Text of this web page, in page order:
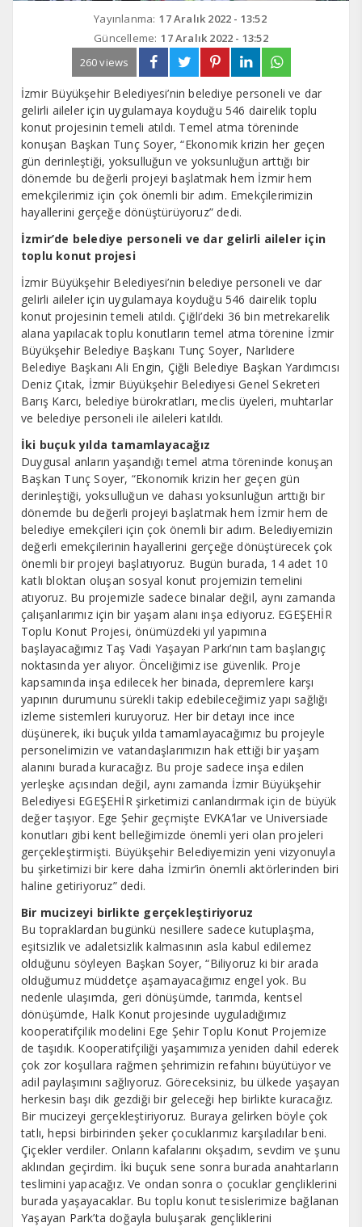
Yayınlanma: 17 Aralık 2022 - 13:52
Güncelleme: 17 Aralık 2022 - 13:52
260 views
İzmir Büyükşehir Belediyesi’nin belediye personeli ve dar
gelirli aileler için uygulamaya koyduğu 546 dairelik toplu
konut projesinin temeli atıldı. Temel atma töreninde
konuşan Başkan Tunç Soyer, “Ekonomik krizin her geçen
gün derinleştiği, yoksulluğun ve yoksunluğun arttığı bir
dönemde bu değerli projeyi başlatmak hem İzmir hem
emekçilerimiz için çok önemli bir adım. Emekçilerimizin
hayallerini gerçeğe dönüştürüyoruz” dedi.
İzmir’de belediye personeli ve dar gelirli aileler için
toplu konut projesi
İzmir Büyükşehir Belediyesi’nin belediye personeli ve dar
gelirli aileler için uygulamaya koyduğu 546 dairelik toplu
konut projesinin temeli atıldı. Çiğli’deki 36 bin metrekarelik
alana yapılacak toplu konutların temel atma törenine İzmir
Büyükşehir Belediye Başkanı Tunç Soyer, Narlıdere
Belediye Başkanı Ali Engin, Çiğli Belediye Başkan Yardımcısı
Deniz Çıtak, İzmir Büyükşehir Belediyesi Genel Sekreteri
Barış Karcı, belediye bürokratları, meclis üyeleri, muhtarlar
ve belediye personeli ile aileleri katıldı.
İki buçuk yılda tamamlayacağız
Duygusal anların yaşandığı temel atma töreninde konuşan
Başkan Tunç Soyer, “Ekonomik krizin her geçen gün
derinleştiği, yoksulluğun ve dahası yoksunluğun arttığı bir
dönemde bu değerli projeyi başlatmak hem İzmir hem de
belediye emekçileri için çok önemli bir adım. Belediyemizin
değerli emekçilerinin hayallerini gerçeğe dönüştürecek çok
önemli bir projeyi başlatıyoruz. Bugün burada, 14 adet 10
katlı bloktan oluşan sosyal konut projemizin temelini
atıyoruz. Bu projemizle sadece binalar değil, aynı zamanda
çalışanlarımız için bir yaşam alanı inşa ediyoruz. EGEŞEHİR
Toplu Konut Projesi, önümüzdeki yıl yapımına
başlayacağımız Taş Vadi Yaşayan Parkı’nın tam başlangıç
noktasında yer alıyor. Önceliğimiz ise güvenlik. Proje
kapsamında inşa edilecek her binada, depremlere karşı
yapının durumunu sürekli takip edebileceğimiz yapı sağlığı
izleme sistemleri kuruyoruz. Her bir detayı ince ince
düşünerek, iki buçuk yılda tamamlayacağımız bu projeyle
personelimizin ve vatandaşlarımızın hak ettiği bir yaşam
alanını burada kuracağız. Bu proje sadece inşa edilen
yerleşke açısından değil, aynı zamanda İzmir Büyükşehir
Belediyesi EGEŞEHİR şirketimizi canlandırmak için de büyük
değer taşıyor. Ege Şehir geçmişte EVKA’lar ve Universiade
konutları gibi kent belleğimizde önemli yeri olan projeleri
gerçekleştirmişti. Büyükşehir Belediyemizin yeni vizyonuyla
bu şirketimizi bir kere daha İzmir’in önemli aktörlerinden biri
haline getiriyoruz” dedi.
Bir mucizeyi birlikte gerçekleştiriyoruz
Bu topraklardan bugünkü nesillere sadece kutuplaşma,
eşitsizlik ve adaletsizlik kalmasının asla kabul edilemez
olduğunu söyleyen Başkan Soyer, “Biliyoruz ki bir arada
olduğumuz müddetçe aşamayacağımız engel yok. Bu
nedenle ulaşımda, geri dönüşümde, tarımda, kentsel
dönüşümde, Halk Konut projesinde uyguladığımız
kooperatifçilik modelini Ege Şehir Toplu Konut Projemize
de taşıdık. Kooperatifçiliği yaşamımıza yeniden dahil ederek
çok zor koşullara rağmen şehrimizin refahını büyütüyor ve
adil paylaşımını sağlıyoruz. Göreceksiniz, bu ülkede yaşayan
herkesin başı dik gezdiği bir geleceği hep birlikte kuracağız.
Bir mucizeyi gerçekleştiriyoruz. Buraya gelirken böyle çok
tatlı, hepsi birbirinden şeker çocuklarımız karşıladılar beni.
Çiçekler verdiler. Onların kafalarını okşadım, sevdim ve şunu
aklından geçirdim. İki buçuk sene sonra burada anahtarların
teslimini yapacağız. Ve ondan sonra o çocuklar gençliklerini
burada yaşayacaklar. Bu toplu konut tesislerimize bağlanan
Yaşayan Park’ta doğayla buluşarak gençliklerini